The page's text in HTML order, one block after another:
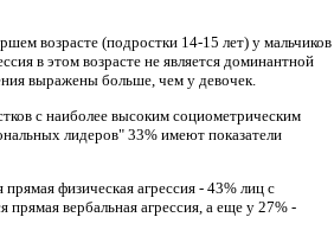
возрасте (подростки 14-15 лет) у мальчиков
в этом возрасте не является доминантной
выражены больше, чем у девочек.
с наиболее высоким социометрическим
лидеров" 33% имеют показатели
физическая агрессия - 43% лиц с
вербальная агрессия, а еще у 27% -